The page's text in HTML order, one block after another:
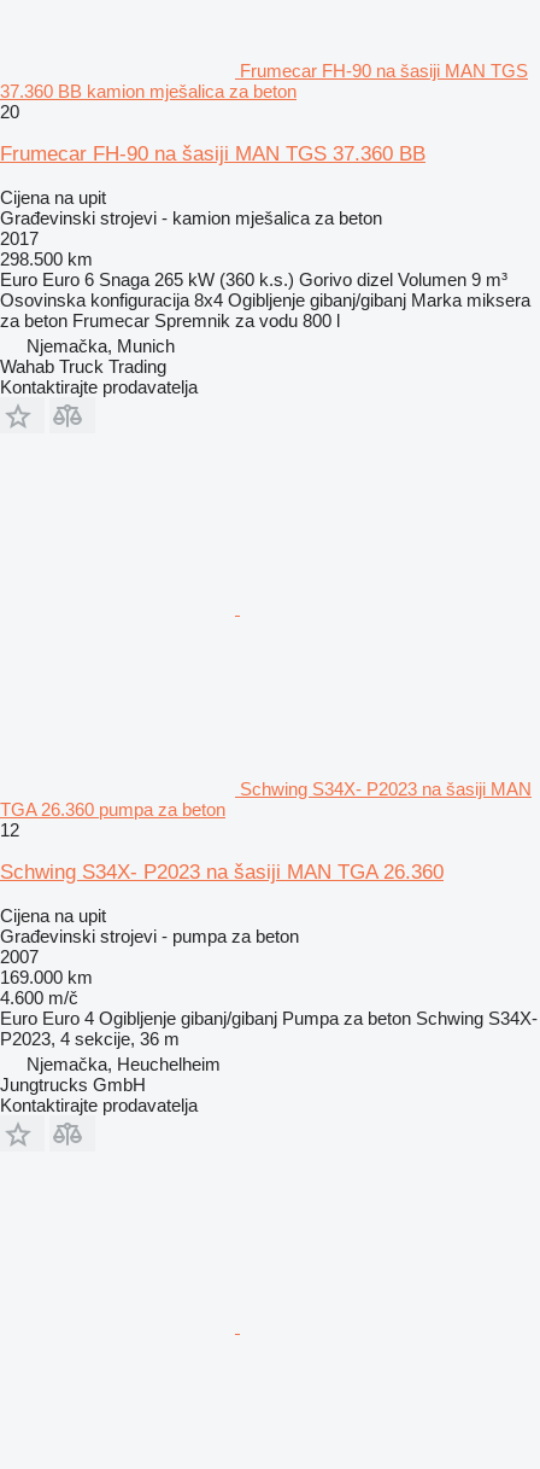
Frumecar FH-90 na šasiji MAN TGS
37.360 BB kamion mješalica za beton
20
Frumecar FH-90 na šasiji MAN TGS 37.360 BB
Cijena na upit
Građevinski strojevi - kamion mješalica za beton
2017
298.500 km
Euro Euro 6 Snaga 265 kW (360 k.s.) Gorivo dizel Volumen 9 m³
Osovinska konfiguracija 8x4 Ogibljenje gibanj/gibanj Marka miksera
za beton Frumecar Spremnik za vodu 800 l
Njemačka, Munich
Wahab Truck Trading
Kontaktirajte prodavatelja
Schwing S34X- P2023 na šasiji MAN
TGA 26.360 pumpa za beton
12
Schwing S34X- P2023 na šasiji MAN TGA 26.360
Cijena na upit
Građevinski strojevi - pumpa za beton
2007
169.000 km
4.600 m/č
Euro Euro 4 Ogibljenje gibanj/gibanj Pumpa za beton Schwing S34X-
P2023, 4 sekcije, 36 m
Njemačka, Heuchelheim
Jungtrucks GmbH
Kontaktirajte prodavatelja